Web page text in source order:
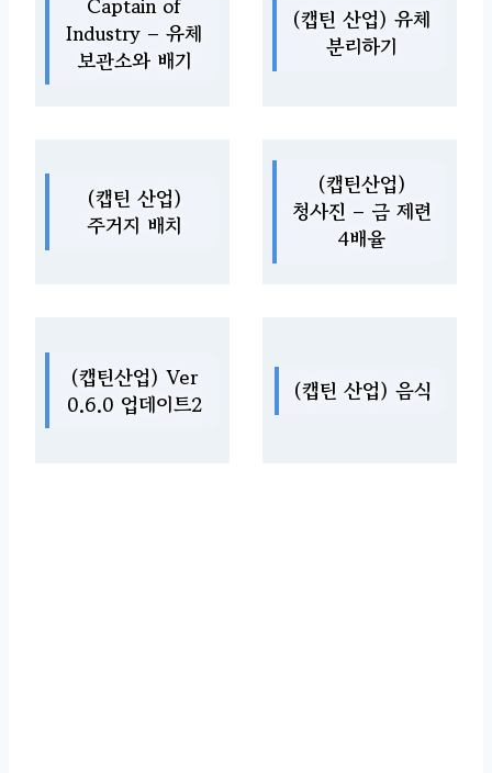
Industry – 유체
보관소와 배기
(캡틴 산업) 유체
분리하기
(캡틴 산업)
주거지 배치
(캡틴산업)
청사진 – 금 제련
4배율
(캡틴산업) Ver
0.6.0 업데이트2
(캡틴 산업) 음식